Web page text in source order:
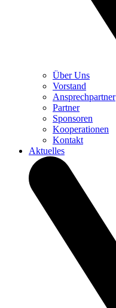
Über Uns
Vorstand
Ansprechpartner
Partner
Sponsoren
Kooperationen
Kontakt
Aktuelles